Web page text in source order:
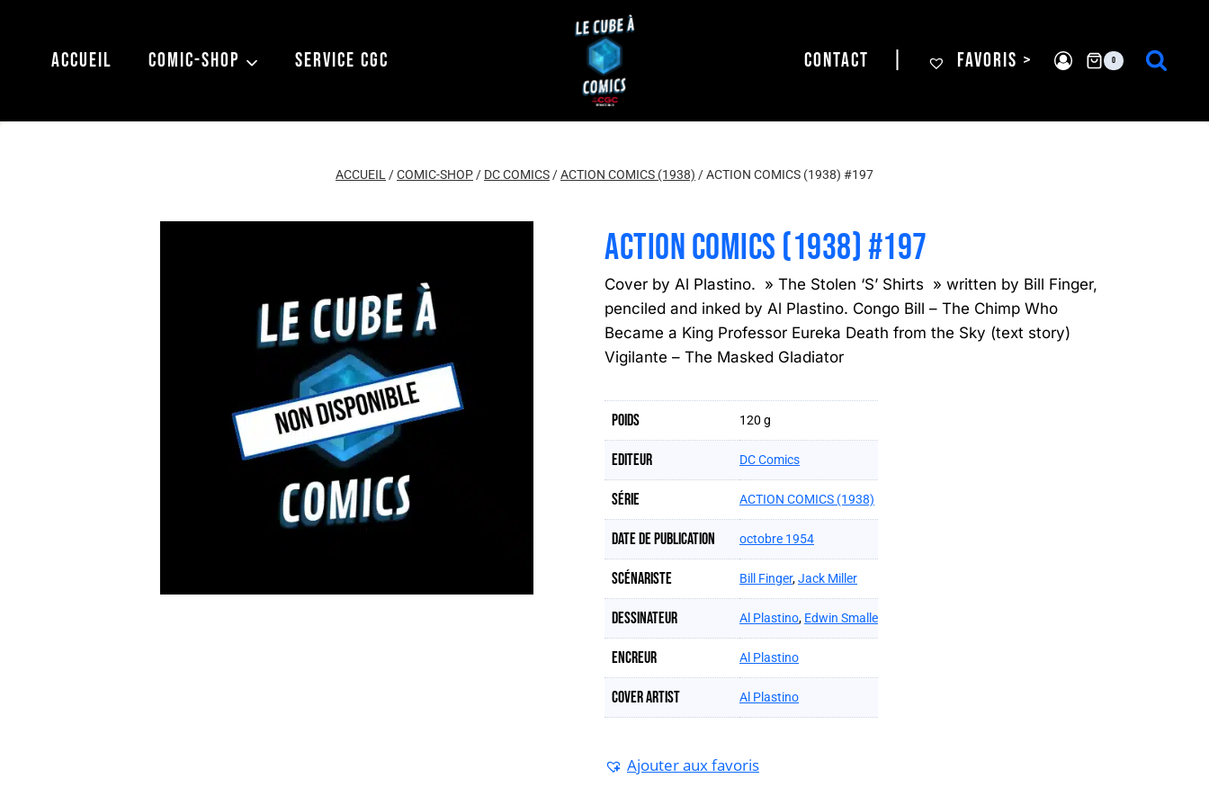
contenuACCUEIL COMIC-SHOP SERVICE CGC CONTACT FAVORIS > 0
ACCUEIL/COMIC-SHOP/ DC COMICS/ACTION COMICS (1938) /ACTION COMICS (1938) #197
ACTION COMICS (1938) #197
Cover by Al Plastino. » The Stolen ‘S’ Shirts » written by Bill Finger,
penciled and inked by Al Plastino. Congo Bill – The Chimp Who
Became a King Professor Eureka Death from the Sky (text story)
Vigilante – The Masked Gladiator
Poids 120 g
Editeur DC Comics
Série ACTION COMICS (1938)
Date de publication octobre 1954
Scénariste Bill Finger,Jack Miller
Dessinateur Al Plastino, Edwin Smalle
Encreur Al Plastino
Cover artist Al Plastino
Ajouter aux favoris